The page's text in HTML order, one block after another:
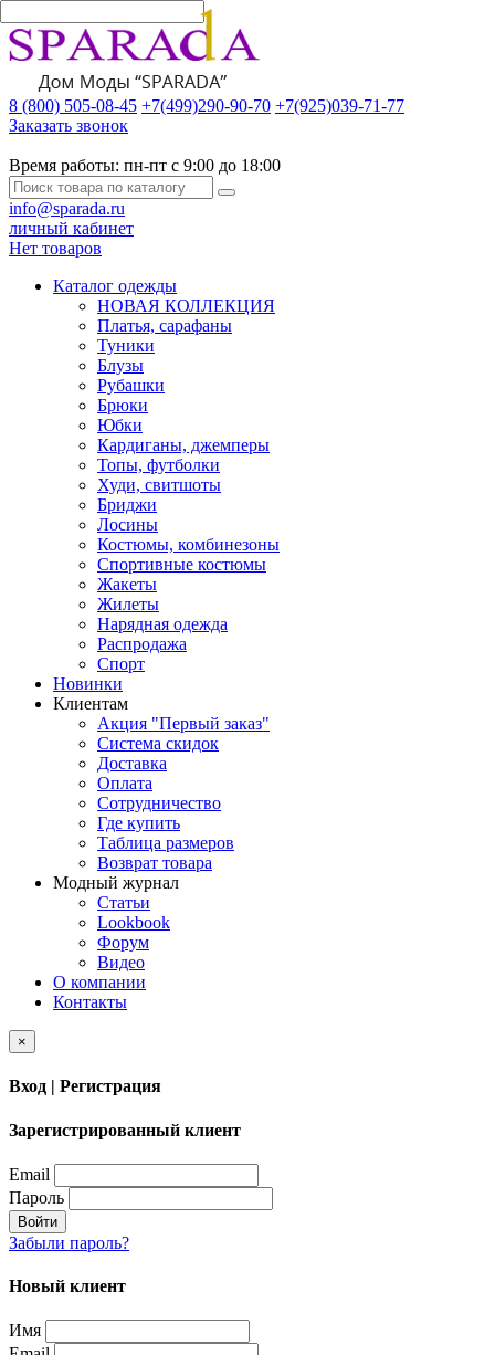
8 (800) 505-08-45 +7(499)290-90-70 +7(925)039-71-77
Заказать звонок
Время работы: пн-пт с 9:00 до 18:00
info@sparada.ru
личный кабинет
Нет товаров
Каталог одежды
НОВАЯ КОЛЛЕКЦИЯ
Платья, сарафаны
Туники
Блузы
Рубашки
Брюки
Юбки
Кардиганы, джемперы
Топы, футболки
Худи, свитшоты
Бриджи
Лосины
Костюмы, комбинезоны
Спортивные костюмы
Жакеты
Жилеты
Нарядная одежда
Распродажа
Спорт
Новинки
Клиентам
Акция "Первый заказ"
Система скидок
Доставка
Оплата
Сотрудничество
Где купить
Таблица размеров
Возврат товара
Модный журнал
Статьи
Lookbook
Форум
Видео
О компании
Контакты
×
Вход | Регистрация
Зарегистрированный клиент
Email
Пароль
Войти
Забыли пароль?
Новый клиент
Имя